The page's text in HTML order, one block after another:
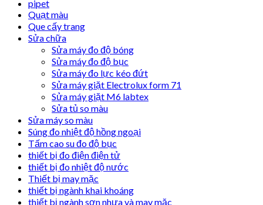
pipet
Quạt màu
Que cấy trang
Sửa chữa
Sửa máy đo độ bóng
Sửa máy đo độ bục
Sửa máy đo lực kéo đứt
Sửa máy giặt Electrolux form 71
Sửa máy giặt M6 labtex
Sửa tủ so màu
Sửa máy so màu
Súng đo nhiệt độ hồng ngoại
Tấm cao su đo độ bục
thiết bị đo điện điện tử
thiết bị đo nhiệt độ nước
Thiết bị may mặc
thiết bị ngành khai khoáng
thiết bị ngành sơn nhựa và may mặc